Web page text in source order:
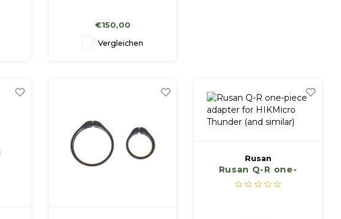
€150,00
Vergleichen
Rusan
Rusan Q-R one-
piece adapter for